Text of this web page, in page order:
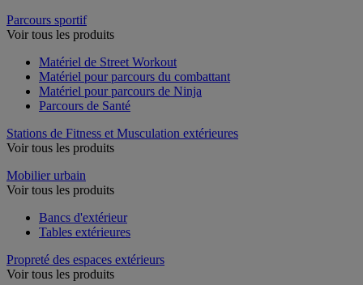
Parcours sportif
Voir tous les produits
Matériel de Street Workout
Matériel pour parcours du combattant
Matériel pour parcours de Ninja
Parcours de Santé
Stations de Fitness et Musculation extérieures
Voir tous les produits
Mobilier urbain
Voir tous les produits
Bancs d'extérieur
Tables extérieures
Propreté des espaces extérieurs
Voir tous les produits